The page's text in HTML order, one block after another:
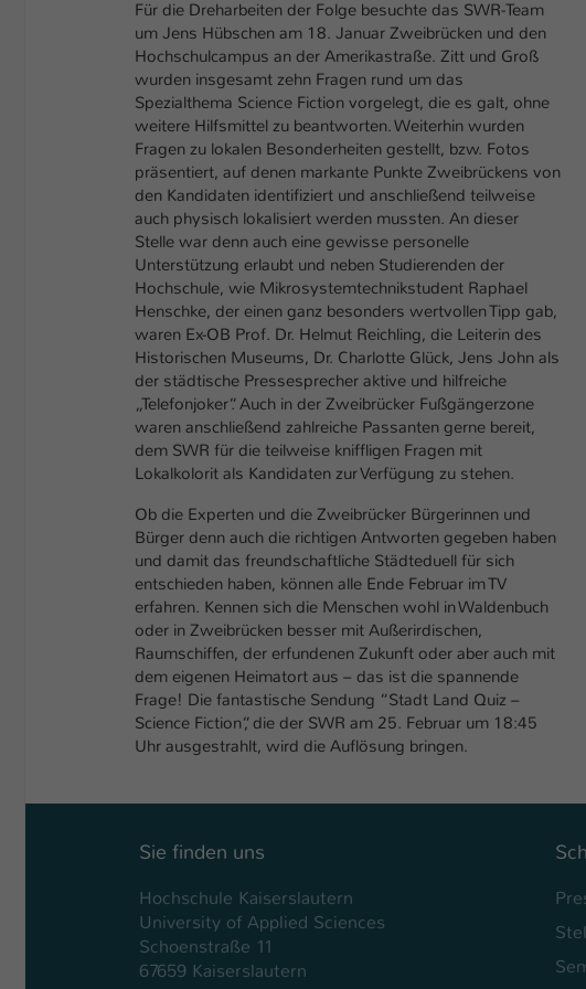
Für die Dreharbeiten der Folge besuchte das SWR-Team
um Jens Hübschen am 18. Januar Zweibrücken und den
Hochschulcampus an der Amerikastraße. Zitt und Groß
wurden insgesamt zehn Fragen rund um das
Spezialthema Science Fiction vorgelegt, die es galt, ohne
weitere Hilfsmittel zu beantworten. Weiterhin wurden
Fragen zu lokalen Besonderheiten gestellt, bzw. Fotos
präsentiert, auf denen markante Punkte Zweibrückens von
den Kandidaten identifiziert und anschließend teilweise
auch physisch lokalisiert werden mussten. An dieser
Stelle war denn auch eine gewisse personelle
Unterstützung erlaubt und neben Studierenden der
Hochschule, wie Mikrosystemtechnikstudent Raphael
Henschke, der einen ganz besonders wertvollen Tipp gab,
waren Ex-OB Prof. Dr. Helmut Reichling, die Leiterin des
Historischen Museums, Dr. Charlotte Glück, Jens John als
der städtische Pressesprecher aktive und hilfreiche
„Telefonjoker“. Auch in der Zweibrücker Fußgängerzone
waren anschließend zahlreiche Passanten gerne bereit,
dem SWR für die teilweise kniffligen Fragen mit
Lokalkolorit als Kandidaten zur Verfügung zu stehen.
Ob die Experten und die Zweibrücker Bürgerinnen und
Bürger denn auch die richtigen Antworten gegeben haben
und damit das freundschaftliche Städteduell für sich
entschieden haben, können alle Ende Februar im TV
erfahren. Kennen sich die Menschen wohl in Waldenbuch
oder in Zweibrücken besser mit Außerirdischen,
Raumschiffen, der erfundenen Zukunft oder aber auch mit
dem eigenen Heimatort aus – das ist die spannende
Frage! Die fantastische Sendung “Stadt Land Quiz –
Science Fiction“, die der SWR am 25. Februar um 18:45
Uhr ausgestrahlt, wird die Auflösung bringen.
Sie finden uns
Hochschule Kaiserslautern
University of Applied Sciences
Schoenstraße 11
67659 Kaiserslautern
Name
Anbieter
Laufzeit
Zweck
Name
Laufzeit